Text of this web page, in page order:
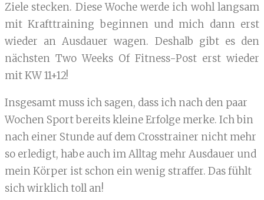
Ziele stecken. Diese Woche werde ich wohl langsam
mit Krafttraining beginnen und mich dann erst
wieder an Ausdauer wagen. Deshalb gibt es den
nächsten Two Weeks Of Fitness-Post erst wieder
mit KW 11+12!
Insgesamt muss ich sagen, dass ich nach den paar
Wochen Sport bereits kleine Erfolge merke. Ich bin
nach einer Stunde auf dem Crosstrainer nicht mehr
so erledigt, habe auch im Alltag mehr Ausdauer und
mein Körper ist schon ein wenig straffer. Das fühlt
sich wirklich toll an!